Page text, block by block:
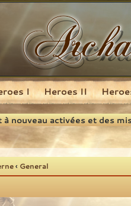
I Heroes II
nouveau activées et des
‹ General